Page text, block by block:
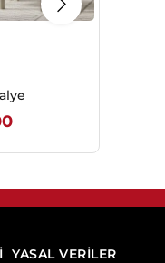
YASAL VERİLER